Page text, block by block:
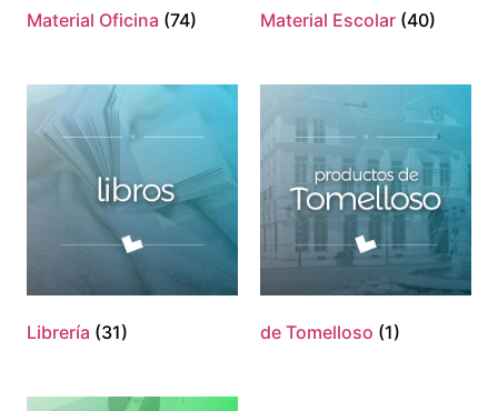
Material Oficina (74) Material Escolar (40)
Librería (31) de Tomelloso (1)